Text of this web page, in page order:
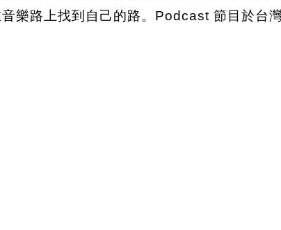
樂路上找到自己的路。Podcast 節目於台